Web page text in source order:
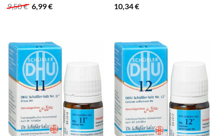
9,50€ Ursprünglicher
Preis
6,99€Aktueller
10,34€